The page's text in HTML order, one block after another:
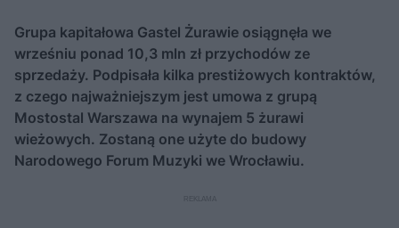
Grupa kapitałowa Gastel Żurawie osiągnęła we
wrześniu ponad 10,3 mln zł przychodów ze
sprzedaży. Podpisała kilka prestiżowych kontraktów,
z czego najważniejszym jest umowa z grupą
Mostostal Warszawa na wynajem 5 żurawi
wieżowych. Zostaną one użyte do budowy
Narodowego Forum Muzyki we Wrocławiu.